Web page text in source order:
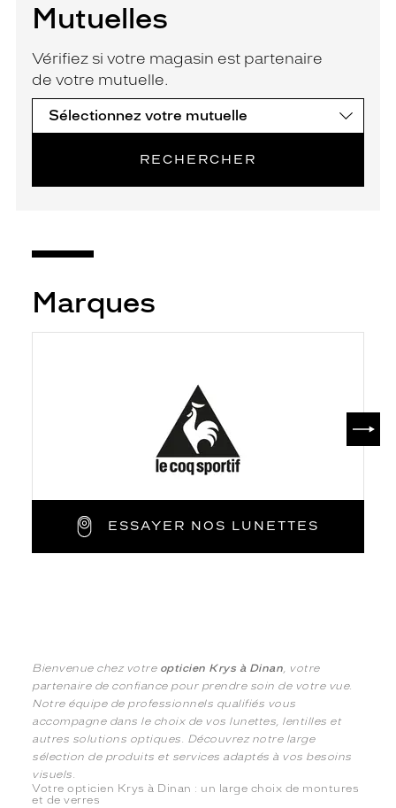
Mutuelles
Vérifiez si votre magasin est partenaire
de votre mutuelle.
RECHERCHER
Marques
ESSAYER NOS LUNETTES
Bienvenue chez votre opticien Krys à Dinan, votre
partenaire de confiance pour prendre soin de votre vue.
Notre équipe de professionnels qualifiés vous
accompagne dans le choix de vos lunettes, lentilles et
autres solutions optiques. Découvrez notre large
sélection de produits et services adaptés à vos besoins
visuels.
Votre opticien Krys à Dinan : un large choix de montures
et de verres